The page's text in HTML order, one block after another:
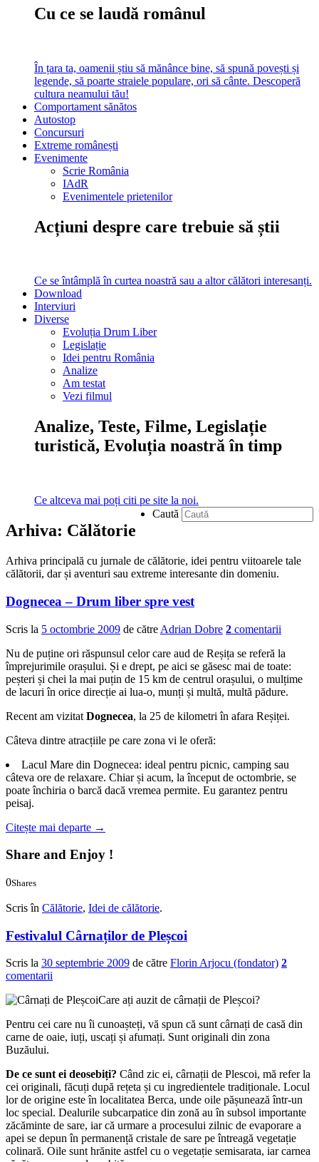
Cu ce se laudă românul
În țara ta, oamenii știu să mănânce bine, să spună povești și
legende, să poarte straiele populare, ori să cânte. Descoperă
cultura neamului tău!
Comportament sănătos
Autostop
Concursuri
Extreme românești
Evenimente
Scrie România
IAdR
Evenimentele prietenilor
Acțiuni despre care trebuie să știi
Ce se întâmplă în curtea noastră sau a altor călători interesanți.
Download
Interviuri
Diverse
Evoluția Drum Liber
Legislație
Idei pentru România
Analize
Am testat
Vezi filmul
Analize, Teste, Filme, Legislație
turistică, Evoluția noastră în timp
Ce altceva mai poți citi pe site la noi.
Caută
Arhiva: Călătorie
Arhiva principală cu jurnale de călătorie, idei pentru viitoarele tale
călătorii, dar și aventuri sau extreme interesante din domeniu.
Dognecea – Drum liber spre vest
Scris la 5 octombrie 2009 de către Adrian Dobre 2 comentarii
Nu de puține ori răspunsul celor care aud de Reșița se referă la
împrejurimile orașului. Și e drept, pe aici se găsesc mai de toate:
peșteri și chei la mai puțin de 15 km de centrul orașului, o mulțime
de lacuri în orice direcție ai lua-o, munți și multă, multă pădure.
Recent am vizitat Dognecea, la 25 de kilometri în afara Reșiței.
Câteva dintre atracțiile pe care zona vi le oferă:
Lacul Mare din Dognecea: ideal pentru picnic, camping sau
câteva ore de relaxare. Chiar și acum, la început de octombrie, se
poate închiria o barcă dacă vremea permite. Eu garantez pentru
peisaj.
Citește mai departe →
Share and Enjoy !
0Shares
Scris în Călătorie, Idei de călătorie.
Festivalul Cârnaților de Pleșcoi
Scris la 30 septembrie 2009 de către Florin Arjocu (fondator) 2
comentarii
Care ați auzit de cârnații de Pleșcoi?
Pentru cei care nu îi cunoașteți, vă spun că sunt cârnați de casă din
carne de oaie, iuți, uscați și afumați. Sunt originali din zona
Buzăului.
De ce sunt ei deosebiți? Când zic ei, cârnații de Plescoi, mă refer la
cei originali, făcuți după rețeta și cu ingredientele tradiționale. Locul
lor de origine este în localitatea Berca, unde oile pășunează într-un
loc special. Dealurile subcarpatice din zonă au în subsol importante
zăcăminte de sare, iar că urmare a procesului zilnic de evaporare a
apei se depun în permanență cristale de sare pe întreagă vegetație
colinară. Oile sunt hrănite astfel cu o vegetație semisarata, iar carnea